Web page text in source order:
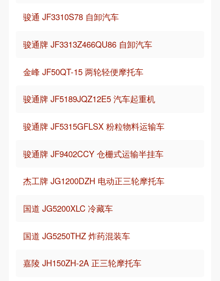
骏通 JF3310S78 自卸汽车
骏通牌 JF3313Z466QU86 自卸汽车
金峰 JF50QT-15 两轮轻便摩托车
骏通牌 JF5189JQZ12E5 汽车起重机
骏通牌 JF5315GFLSX 粉粒物料运输车
骏通牌 JF9402CCY 仓栅式运输半挂车
杰工牌 JG1200DZH 电动正三轮摩托车
国道 JG5200XLC 冷藏车
国道 JG5250THZ 炸药混装车
嘉陵 JH150ZH-2A 正三轮摩托车